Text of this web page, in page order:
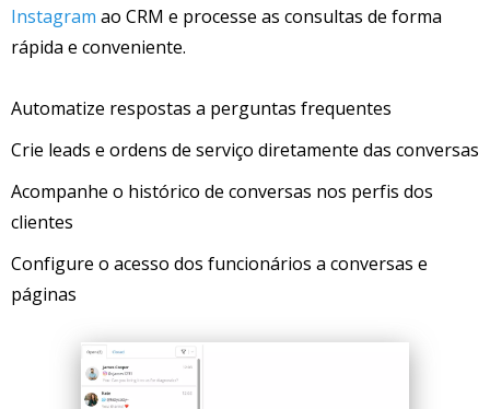
Instagram ao CRM e processe as consultas de forma
rápida e conveniente.
Automatize respostas a perguntas frequentes
Crie leads e ordens de serviço diretamente das conversas
Acompanhe o histórico de conversas nos perfis dos
clientes
Configure o acesso dos funcionários a conversas e
páginas